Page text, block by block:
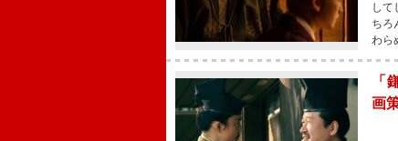
して
ちろ
わら
「
画